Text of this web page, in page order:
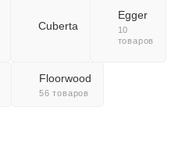
Cuberta
Egger
10
товаров
Floorwood
56 товаров